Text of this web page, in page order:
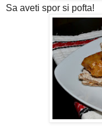
Sa aveti spor si pofta!